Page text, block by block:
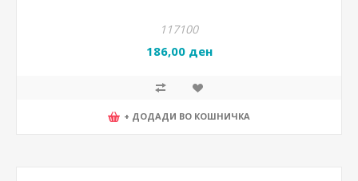
117100
186,00 ден
+ ДОДАДИ ВО КОШНИЧКА